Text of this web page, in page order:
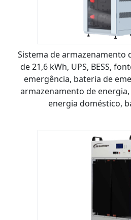
Sistema de armazenamento
de 21,6 kWh, UPS, BESS,
emergência, bateria de
armazenamento de
energia doméstico,